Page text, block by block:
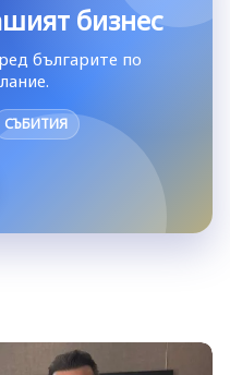
бизнес
българите по
СЪБИТИЯ